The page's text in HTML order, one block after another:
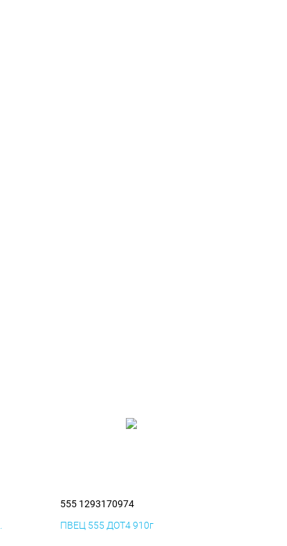
555 1293170974
ПВЕЦ 555 ДОТ4 910г